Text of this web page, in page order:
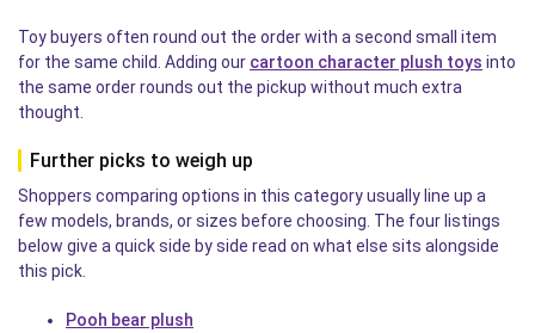
Toy buyers often round out the order with a second small item
for the same child. Adding our cartoon character plush toys into
the same order rounds out the pickup without much extra
thought.
Further picks to weigh up
Shoppers comparing options in this category usually line up a
few models, brands, or sizes before choosing. The four listings
below give a quick side by side read on what else sits alongside
this pick.
Pooh bear plush